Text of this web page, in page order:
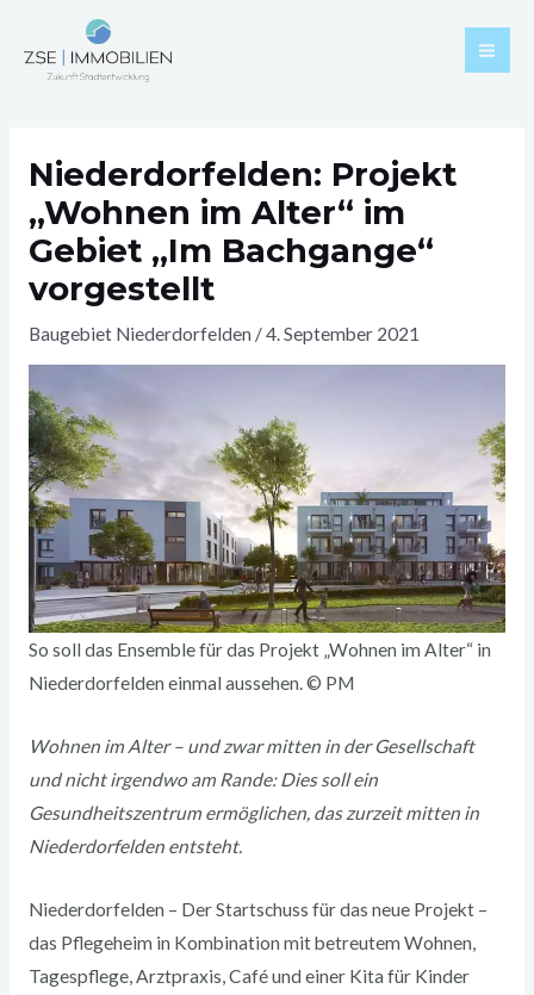
Inhalt
springen
Niederdorfelden: Projekt
„Wohnen im Alter“ im
Gebiet „Im Bachgange“
vorgestellt
Baugebiet Niederdorfelden /4. September 2021
So soll das Ensemble für das Projekt „Wohnen im Alter“ in
Niederdorfelden einmal aussehen. © PM
Wohnen im Alter – und zwar mitten in der Gesellschaft
und nicht irgendwo am Rande: Dies soll ein
Gesundheitszentrum ermöglichen, das zurzeit mitten in
Niederdorfelden entsteht.
Niederdorfelden – Der Startschuss für das neue Projekt –
das Pflegeheim in Kombination mit betreutem Wohnen,
Tagespflege, Arztpraxis, Café und einer Kita für Kinder